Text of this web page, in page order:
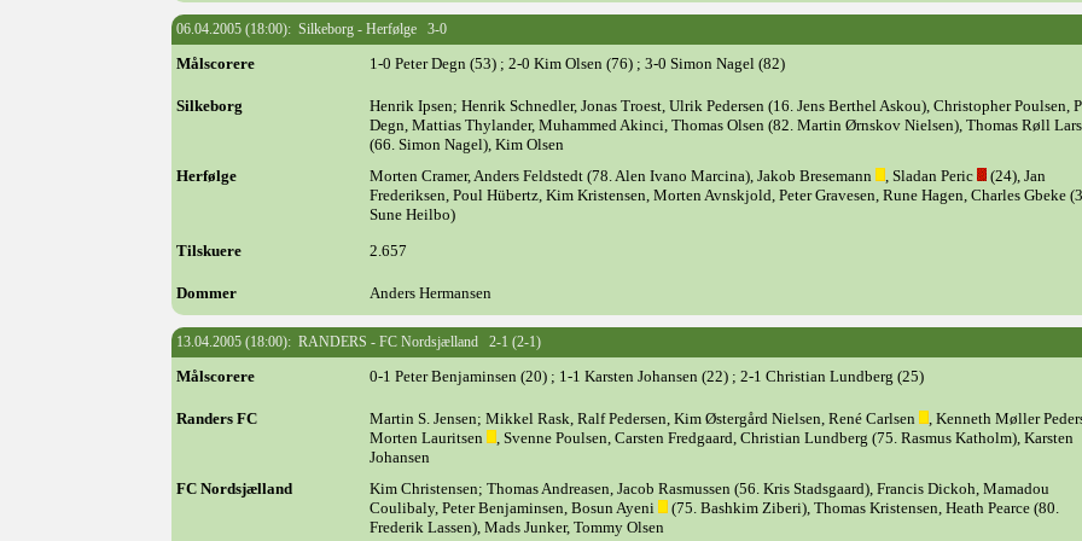
06.04.2005 (18:00): Silkeborg - Herfølge 3-0
Målscorere 1-0 Peter Degn (53) ; 2-0 Kim Olsen (76) ; 3-0 Simon Nagel (82)
Silkeborg
Henrik Ipsen; Henrik Schnedler, Jonas Troest, Ulrik Pedersen (16. Jens Berthel Askou), Christopher Poulsen,
Degn, Mattias Thylander, Muhammed Akinci, Thomas Olsen (82. Martin Ørnskov Nielsen), Thomas Røll
(66. Simon Nagel), Kim Olsen
Herfølge
Morten Cramer, Anders Feldstedt (78. Alen Ivano Marcina), Jakob Bresemann , Sladan Peric
(24), Jan
Frederiksen, Poul Hübertz, Kim Kristensen, Morten Avnskjold, Peter Gravesen, Rune Hagen, Charles Gbeke
Sune Heilbo)
Tilskuere
2.657
Dommer Anders Hermansen
13.04.2005 (18:00): RANDERS - FC Nordsjælland 2-1 (2-1)
Målscorere 0-1 Peter Benjaminsen (20) ; 1-1 Karsten Johansen (22) ; 2-1 Christian Lundberg (25)
Randers FC Martin S. Jensen; Mikkel Rask, Ralf Pedersen, Kim Østergård Nielsen, René Carlsen
, Kenneth Møller
Morten Lauritsen
, Svenne Poulsen, Carsten Fredgaard, Christian Lundberg (75. Rasmus Katholm), Karsten
Johansen
FC Nordsjælland
Kim Christensen; Thomas Andreasen, Jacob Rasmussen (56. Kris Stadsgaard), Francis Dickoh, Mamadou
Coulibaly, Peter Benjaminsen, Bosun Ayeni
(75. Bashkim Ziberi), Thomas Kristensen, Heath Pearce (80.
Frederik Lassen), Mads Junker, Tommy Olsen